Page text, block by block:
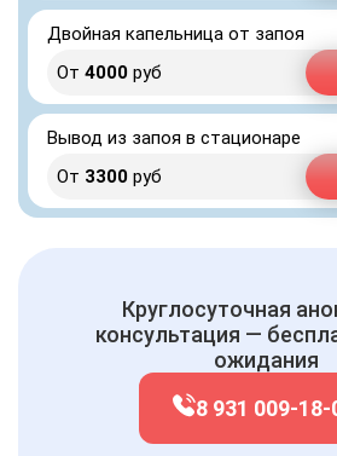
Двойная капельница от запоя
От 4000 руб
Вывод из запоя в стационаре
От 3300 руб
Круглосуточная
консультация —
ожидания
8 931 009-18-